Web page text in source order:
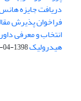
دریافت جایزه هانس
فراخوان پذیرش
انتخاب و معرفی
هیدرولیک1398-04-01